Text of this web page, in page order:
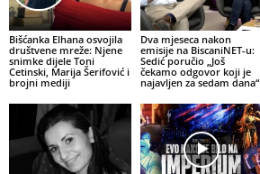
Bišćanka Elhana osvojila
društvene mreže: Njene
snimke dijele Toni
Cetinski, Marija Šerifović i
brojni mediji
Dva mjeseca nakon
emisije na BiscaniNET-u:
Sedić poručio „Još
čekamo odgovor koji je
najavljen za sedam dana“